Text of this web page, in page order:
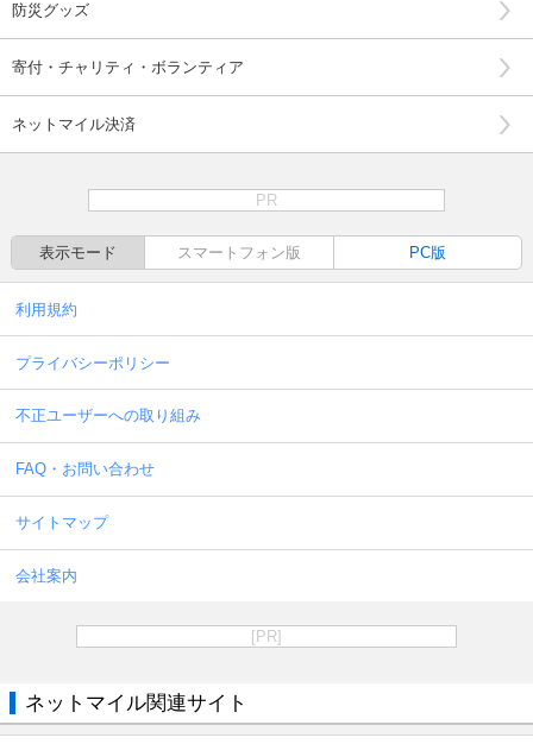
防災グッズ
寄付・チャリティ・ボランティア
ネットマイル決済
PR
表示モード スマートフォン版 PC版
利用規約
プライバシーポリシー
不正ユーザーへの取り組み
FAQ・お問い合わせ
サイトマップ
会社案内
[PR]
ネットマイル関連サイト